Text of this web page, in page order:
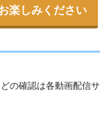
楽しみください
の確認は各動画配信